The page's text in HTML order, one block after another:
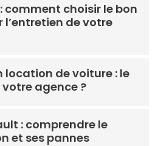
comment choisir le bon
l’entretien de votre
location de voiture : le
agence ?
: comprendre le
et ses pannes